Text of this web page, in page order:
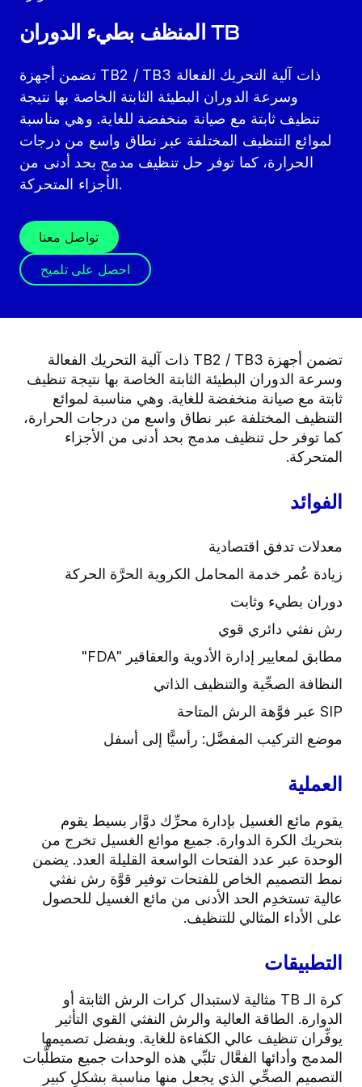
المنظف بطيء الدوران TB
تضمن أجهزة TB2 / TB3 ذات آلية التحريك الفعالة
وسرعة الدوران البطيئة الثابتة الخاصة بها نتيجة
تنظيف ثابتة مع صيانة منخفضة للغاية. وهي مناسبة
لموائع التنظيف المختلفة عبر نطاق واسع من درجات
الحرارة، كما توفر حل تنظيف مدمج بحد أدنى من
الأجزاء المتحركة.
تواصل معنا
احصل على تلميح
تضمن أجهزة TB2 / TB3 ذات آلية التحريك الفعالة
وسرعة الدوران البطيئة الثابتة الخاصة بها نتيجة تنظيف
ثابتة مع صيانة منخفضة للغاية. وهي مناسبة لموائع
التنظيف المختلفة عبر نطاق واسع من درجات الحرارة،
كما توفر حل تنظيف مدمج بحد أدنى من الأجزاء
المتحركة.
الفوائد
معدلات تدفق اقتصادية
زيادة عُمر خدمة المحامل الكروية الحرَّة الحركة
دوران بطيء وثابت
رش نفثي دائري قوي
مطابق لمعايير إدارة الأدوية والعقاقير "FDA"
النظافة الصحِّية والتنظيف الذاتي
SIP عبر فوَّهة الرش المتاحة
موضع التركيب المفضَّل: رأسيًّا إلى أسفل
العملية
يقوم مائع الغسيل بإدارة محرِّك دوَّار بسيط يقوم
بتحريك الكرة الدوارة. جميع موائع الغسيل تخرج من
الوحدة عبر عدد الفتحات الواسعة القليلة العدد. يضمن
نمط التصميم الخاص للفتحات توفير قوَّة رش نفثي
عالية تستخدِم الحد الأدنى من مائع الغسيل للحصول
على الأداء المثالي للتنظيف.
التطبيقات
كرة الـ TB مثالية لاستبدال كرات الرش الثابتة أو
الدوارة. الطاقة العالية والرش النفثي القوي التأثير
يوفِّران تنظيف عالي الكفاءة للغاية. وبفضل تصميمها
المدمج وأدائها الفعَّال تلبِّي هذه الوحدات جميع متطلَّبات
التصميم الصحِّي الذي يجعل منها مناسبة بشكلٍ كبير